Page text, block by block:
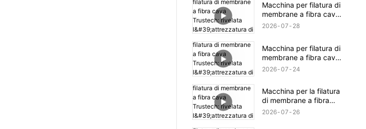
Macchina per filatura di
membrane a fibra cava
Trustech: rivelata
2026 07 28
Macchina per filatura di
membrane a fibra cava
Trustech: rivelata
2026 07 24
Macchina per la filatura
di membrane a fibra
cava Trustech: rivelata
2026 07 26